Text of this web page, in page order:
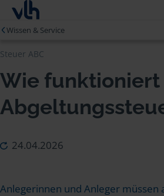
Wissen & Service
Steuer ABC
Wie funktioniert
24.04.2026
Anlegerinnen und Anleger müssen